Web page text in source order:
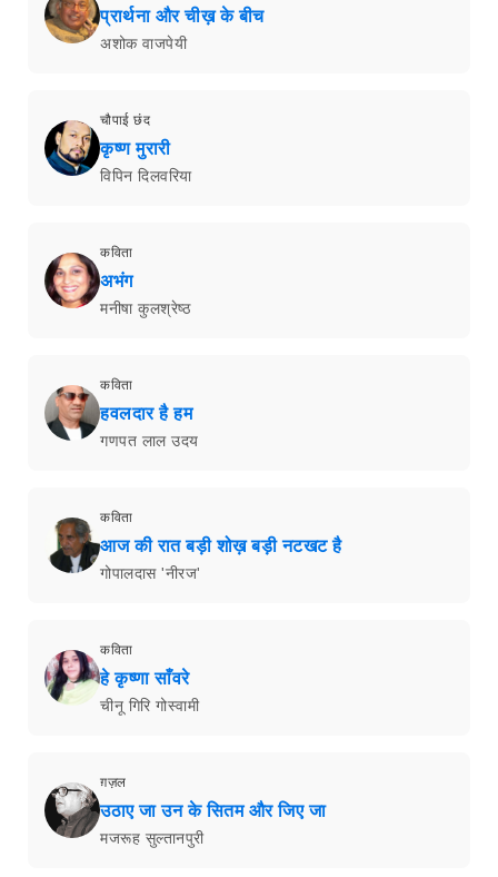
प्रार्थना और चीख़ के बीच
अशोक वाजपेयी
चौपाई छंद
कृष्ण मुरारी
विपिन दिलवरिया
कविता
अभंग
मनीषा कुलश्रेष्ठ
कविता
हवलदार है हम
गणपत लाल उदय
कविता
आज की रात बड़ी शोख़ बड़ी नटखट है
गोपालदास 'नीरज'
कविता
हे कृष्णा साँवरे
चीनू गिरि गोस्वामी
ग़ज़ल
उठाए जा उन के सितम और जिए जा
मजरूह सुल्तानपुरी